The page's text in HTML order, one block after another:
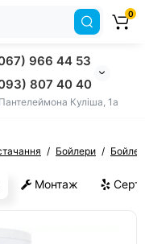
966 44 53
807 40 40
Куліша, 1а
0
Бойлери
Монтаж